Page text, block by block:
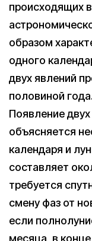
происходящих
образом
одного
двух явлений
половиной
Появление
объясняется
календаря и
составляет
требуется
смену фаз от
если